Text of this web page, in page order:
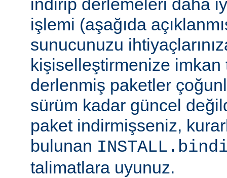
indirip derlemeleri daha
işlemi (aşağıda
sunucunuzu
kişiselleştirmenize imkan
derlenmiş paketler
sürüm kadar güncel
paket indirmişseniz,
bulunan
talimatlara uyunuz.